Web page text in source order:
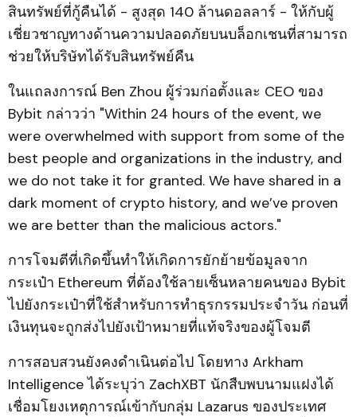
สินทรัพย์ที่กู้คืนได้ - สูงสุด 140 ล้านดอลลาร์ - ให้กับผู้
เชี่ยวชาญทางด้านความปลอดภัยบนบล็อกเชนที่สามารถ
ช่วยให้บริษัทได้รับสินทรัพย์คืน
ในแถลงการณ์ Ben Zhou ผู้ร่วมก่อตั้งและ CEO ของ
Bybit กล่าวว่า "Within 24 hours of the event, we
were overwhelmed with support from some of the
best people and organizations in the industry, and
we do not take it for granted. We have shared in a
dark moment of crypto history, and we’ve proven
we are better than the malicious actors."
การโจมตีที่เกิดขึ้นทำให้เกิดการยักย้ายข้อมูลจาก
กระเป๋า Ethereum ที่ต้องใช้ลายเซ็นหลายคนของ Bybit
ไปยังกระเป๋าที่ใช้สำหรับการทำธุรกรรมประจำวัน ก่อนที่
เงินทุนจะถูกส่งไปยังเป้าหมายที่แท้จริงของผู้โจมตี
การสอบสวนยังคงดำเนินต่อไป โดยทาง Arkham
Intelligence ได้ระบุว่า ZachXBT นักสืบพบนามแฝงได้
เชื่อมโยงเหตุการณ์เข้ากับกลุ่ม Lazarus ของประเทศ